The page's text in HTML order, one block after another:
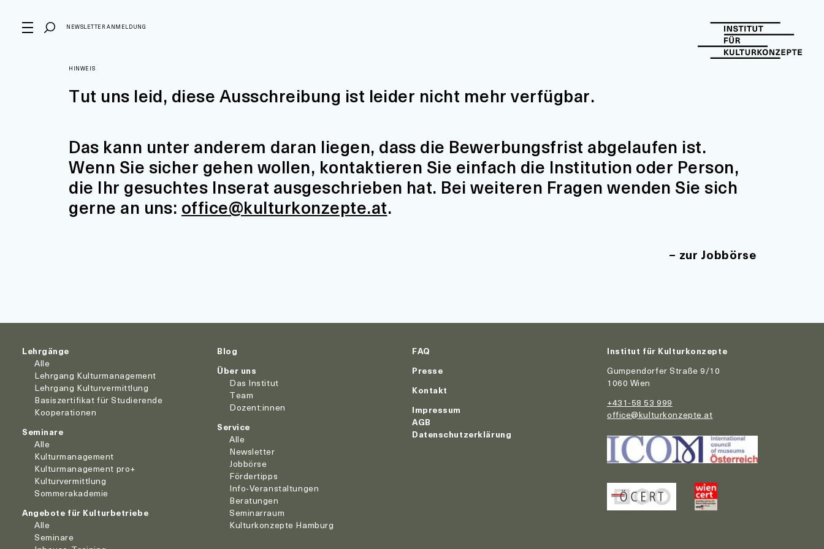
NEWSLETTER ANMELDUNG
HINWEIS
Tut uns leid, diese Ausschreibung ist leider nicht mehr verfügbar.
Das kann unter anderem daran liegen, dass die Bewerbungsfrist abgelaufen ist.
Wenn Sie sicher gehen wollen, kontaktieren Sie einfach die Institution oder Person,
die Ihr gesuchtes Inserat ausgeschrieben hat. Bei weiteren Fragen wenden Sie sich
gerne an uns: office@kulturkonzepte.at.
zur Jobbörse
Lehrgänge
Alle
Lehrgang Kulturmanagement
Lehrgang Kulturvermittlung
Basiszertifikat für Studierende
Kooperationen
Seminare
Alle
Kulturmanagement
Kulturmanagement pro+
Kulturvermittlung
Sommerakademie
Angebote für Kulturbetriebe
Alle
Seminare
Blog
Über uns
Das Institut
Team
Dozent:innen
Service
Alle
Newsletter
Jobbörse
Fördertipps
Info-Veranstaltungen
Beratungen
Seminarraum
Kulturkonzepte Hamburg
FAQ
Presse
Kontakt
Impressum
AGB
Datenschutzerklärung
Institut für Kulturkonzepte
Gumpendorfer Straße 9/10
1060 Wien
+431-58 53 999
office@kulturkonzepte.at